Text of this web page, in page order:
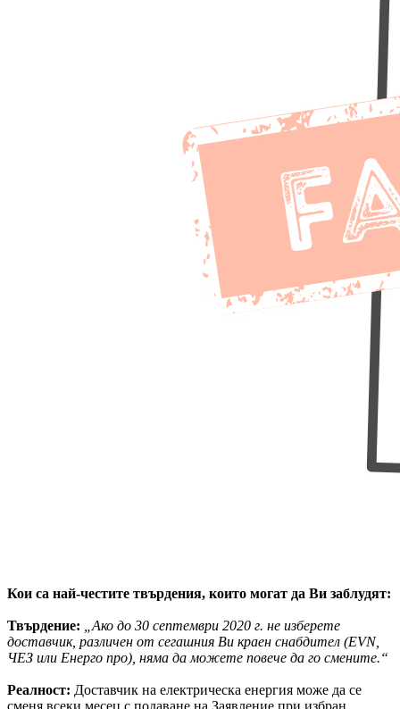
Кои са най-честите твърдения, които могат да Ви заблудят:
Твърдение:
„Ако до 30 септември 2020 г. не изберете
доставчик, различен от сегашния Ви краен снабдител (EVN,
ЧЕЗ или Енерго про), няма да можете повече да го смените.“
Реалност: Доставчик на електрическа енергия може да се
сменя всеки месец с подаване на Заявление при избран